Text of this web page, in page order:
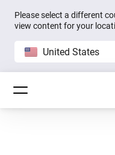
Please select a different
view content for your
United States